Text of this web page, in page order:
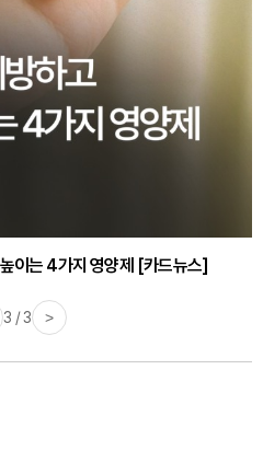
좋은 과일 4가지 [카드뉴스]
이는 4가지 영양제 [카드뉴스]
3 / 3 >